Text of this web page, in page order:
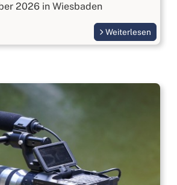
2026 in Wiesbaden
Weiterlesen